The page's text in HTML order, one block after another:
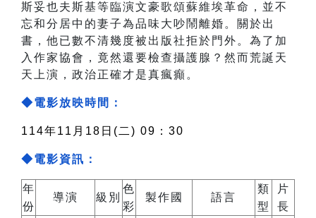
斯妥也夫斯基等臨演文豪歌頌蘇維埃革命，並不
忘和分居中的妻子為品味大吵鬧離婚。關於出
書，他已數不清幾度被出版社拒於門外。為了加
入作家協會，竟然還要檢查攝護腺？然而荒誕天
天上演，政治正確才是真瘋癲。
◆電影放映時間：
114年11月18日(二) 09：30
◆電影資訊：
年
份
導演 級別
色
彩
製作國 語言
類
型
片
長